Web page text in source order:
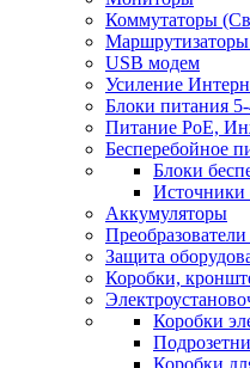
Коммутаторы
USB модем
Усиление
Блоки питания
Питание PoE,
Бесперебойное
Блоки
Источники
Аккумуляторы
Защита
Коробки,
Коробки